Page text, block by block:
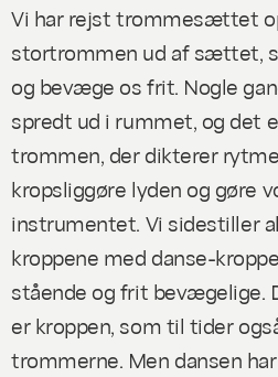
Vi har rejst trommesættet
stortrommen ud af sættet,
og bevæge os frit. Nogle
spredt ud i rummet, og det
trommen, der dikterer
kropsliggøre lyden og gøre
instrumentet. Vi sidestiller
kroppene med danse-
stående og frit bevægelige.
er kroppen, som til tider
trommerne. Men dansen